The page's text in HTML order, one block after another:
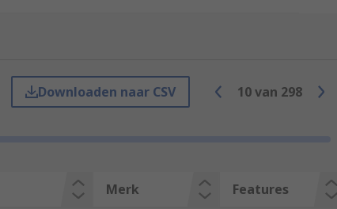
blown fuse indicator to let you know
to indicate the current rating. Non-
terminals. They are usually used
Downloaden naar CSV 10van 298
Merk Features